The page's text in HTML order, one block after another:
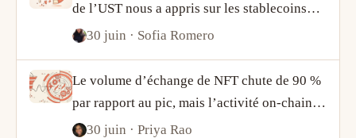
de l’UST nous a appris sur les stablecoins
algorithmiques
30 juin · Sofia Romero
Le volume d’échange de NFT chute de 90 %
par rapport au pic, mais l’activité on-chain
raconte une histoire plus complexe
30 juin · Priya Rao